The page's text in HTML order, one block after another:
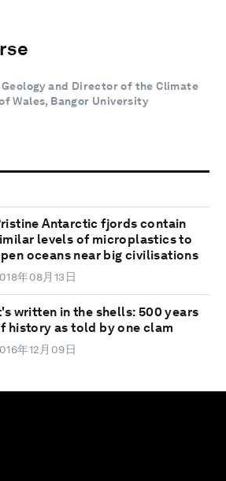
and Director of the Climate
Wales, Bangor University
Antarctic fjords contain
levels of microplastics to
oceans near big civilisations
年08月13日
written in the shells: 500 years
history as told by one clam
年12月09日